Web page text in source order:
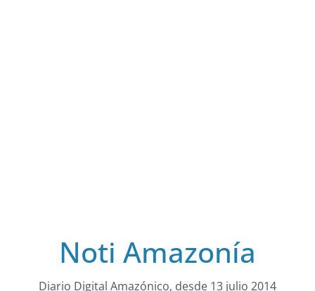
Noti Amazonía
Diario Digital Amazónico, desde 13 julio 2014